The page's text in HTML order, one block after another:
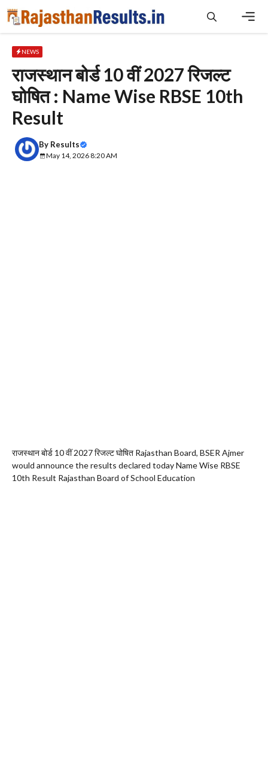
content
NEWS
राजस्थान बोर्ड 10 वीं 2027 रिजल्ट
घोषित : Name Wise RBSE 10th
Result
By Results
May 14, 2026 8:20 AM
राजस्थान बोर्ड 10 वीं 2027 रिजल्ट घोषित Rajasthan Board, BSER Ajmer
would announce the results declared today Name Wise RBSE
10th Result Rajasthan Board of School Education